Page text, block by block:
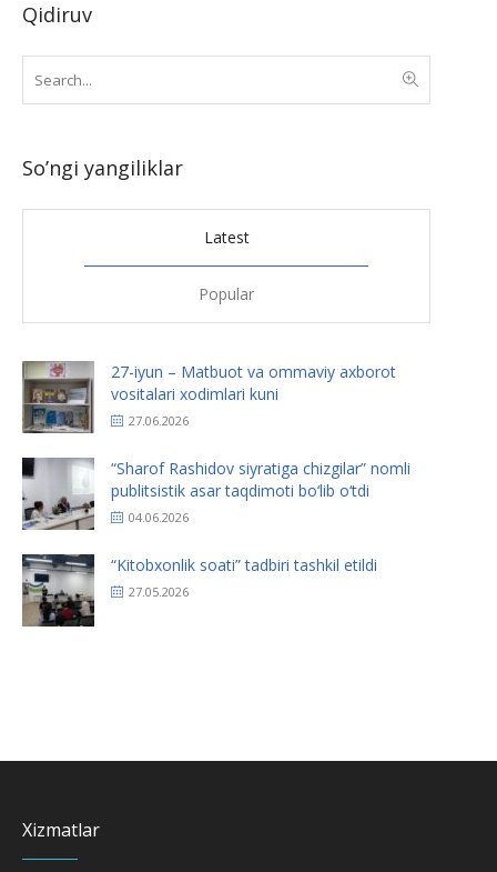
Qidiruv
So’ngi yangiliklar
Latest
Popular
27-iyun – Matbuot va ommaviy axborot
vositalari xodimlari kuni
27.06.2026
“Sharof Rashidov siyratiga chizgilar” nomli
publitsistik asar taqdimoti bo‘lib o‘tdi
04.06.2026
“Kitobxonlik soati” tadbiri tashkil etildi
27.05.2026
Xizmatlar